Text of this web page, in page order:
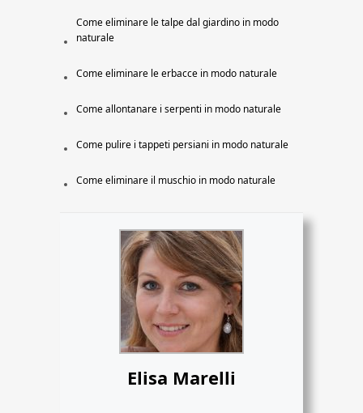
Come eliminare le talpe dal giardino in modo
naturale
Come eliminare le erbacce in modo naturale
Come allontanare i serpenti in modo naturale
Come pulire i tappeti persiani in modo naturale
Come eliminare il muschio in modo naturale
Elisa Marelli